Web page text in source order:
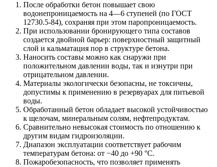
После обработки бетон повышает свою
водонепроницаемость на 4—6 ступеней (по ГОСТ
12730.5-84), сохраняя при этом паропроницаемость.
При использовании бронирующего типа составов
создается двойной барьер: поверхностный защитный
слой и кальматация пор в структуре бетона.
Наносить составы можно как снаружи при
положительном давлении воды, так и изнутри при
отрицательном давлении.
Материалы экологически безопасны, не токсичны,
допустимы к применению в резервуарах для питьевой
воды.
Обработанный бетон обладает высокой устойчивостью
к щелочам, минеральным солям, нефтепродуктам.
Сравнительно невысокая стоимость по отношению к
другим видам гидроизоляции.
Диапазон эксплуатации соответствует рабочим
температурам бетона: от −40 до +90 °С.
Пожаробезопасность, что позволяет применять